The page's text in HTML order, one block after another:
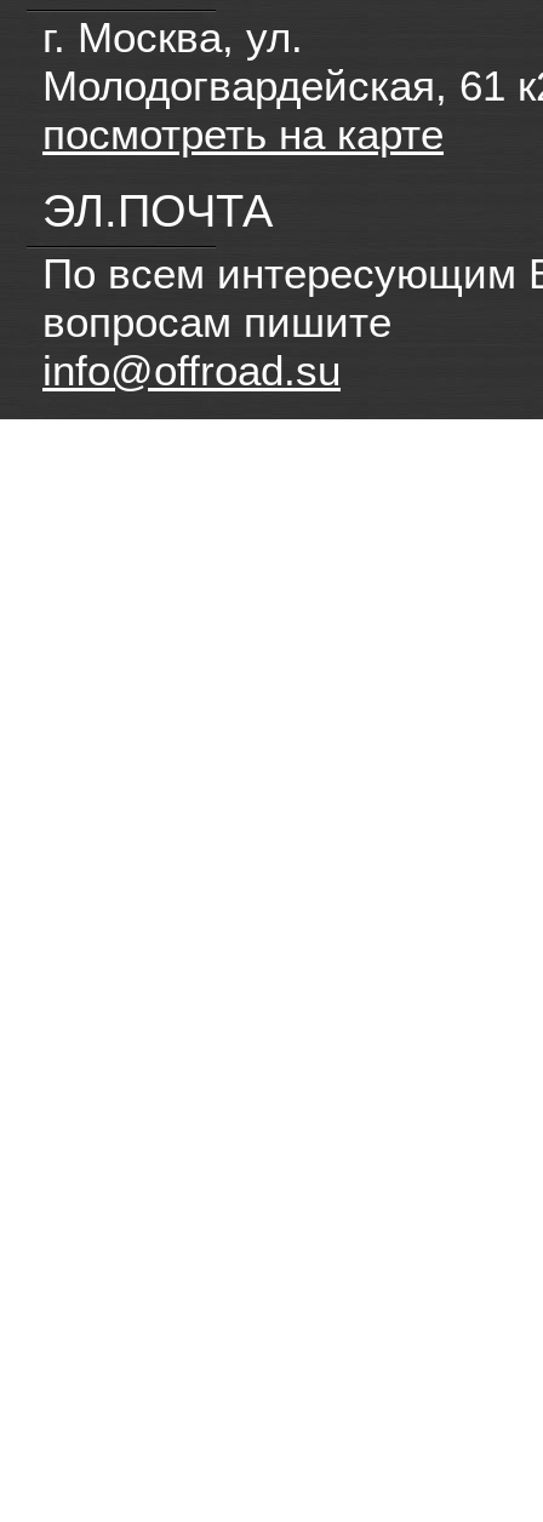
г. Москва, ул.
Молодогвардейская, 61
посмотреть на карте
ЭЛ.ПОЧТА
По всем интересующим
вопросам пишите
info@offroad.su